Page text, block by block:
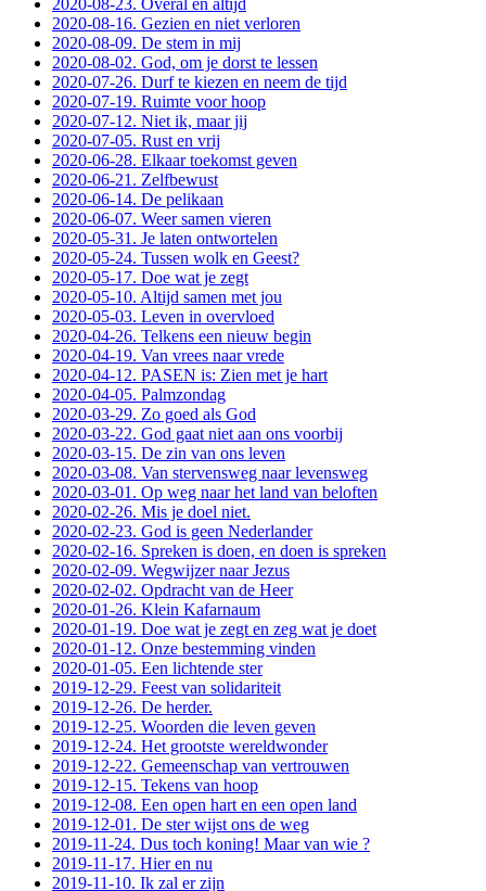
2020-08-23. Overal en altijd
2020-08-16. Gezien en niet verloren
2020-08-09. De stem in mij
2020-08-02. God, om je dorst te lessen
2020-07-26. Durf te kiezen en neem de tijd
2020-07-19. Ruimte voor hoop
2020-07-12. Niet ik, maar jij
2020-07-05. Rust en vrij
2020-06-28. Elkaar toekomst geven
2020-06-21. Zelfbewust
2020-06-14. De pelikaan
2020-06-07. Weer samen vieren
2020-05-31. Je laten ontwortelen
2020-05-24. Tussen wolk en Geest?
2020-05-17. Doe wat je zegt
2020-05-10. Altijd samen met jou
2020-05-03. Leven in overvloed
2020-04-26. Telkens een nieuw begin
2020-04-19. Van vrees naar vrede
2020-04-12. PASEN is: Zien met je hart
2020-04-05. Palmzondag
2020-03-29. Zo goed als God
2020-03-22. God gaat niet aan ons voorbij
2020-03-15. De zin van ons leven
2020-03-08. Van stervensweg naar levensweg
2020-03-01. Op weg naar het land van beloften
2020-02-26. Mis je doel niet.
2020-02-23. God is geen Nederlander
2020-02-16. Spreken is doen, en doen is spreken
2020-02-09. Wegwijzer naar Jezus
2020-02-02. Opdracht van de Heer
2020-01-26. Klein Kafarnaum
2020-01-19. Doe wat je zegt en zeg wat je doet
2020-01-12. Onze bestemming vinden
2020-01-05. Een lichtende ster
2019-12-29. Feest van solidariteit
2019-12-26. De herder.
2019-12-25. Woorden die leven geven
2019-12-24. Het grootste wereldwonder
2019-12-22. Gemeenschap van vertrouwen
2019-12-15. Tekens van hoop
2019-12-08. Een open hart en een open land
2019-12-01. De ster wijst ons de weg
2019-11-24. Dus toch koning! Maar van wie ?
2019-11-17. Hier en nu
2019-11-10. Ik zal er zijn